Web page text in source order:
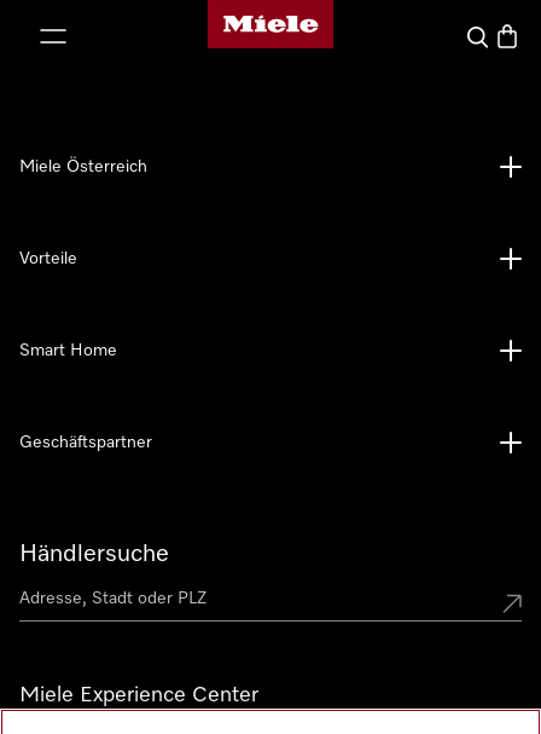
Miele-Homepage
Suche
Händlersuche
Miele Experience Center
Miele Österreich
Vorteile
Smart Home
Geschäftspartner